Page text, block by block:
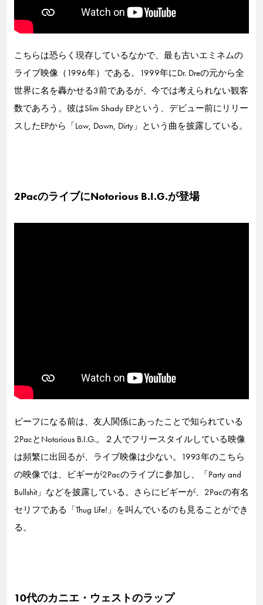
こちらは恐らく現存しているなかで、最も古いエミネムの
ライブ映像（1996年）である。1999年にDr. Dreの元から全
世界に名を轟かせる3前であるが、今では考えられない観客
数であろう。彼はSlim Shady EPという、デビュー前にリリー
スしたEPから「Low, Down, Dirty」という曲を披露している。
2PacのライブにNotorious B.I.G.が登場
ビーフになる前は、友人関係にあったことで知られている
2PacとNotorious B.I.G.。２人でフリースタイルしている映像
は頻繁に出回るが、ライブ映像は少ない。1993年のこちら
の映像では、ビギーが2Pacのライブに参加し、「Party and
Bullshit」などを披露している。さらにビギーが、2Pacの有名
セリフである「Thug Life!」を叫んでいるのも見ることができ
る。
10代のカニエ・ウェストのラップ